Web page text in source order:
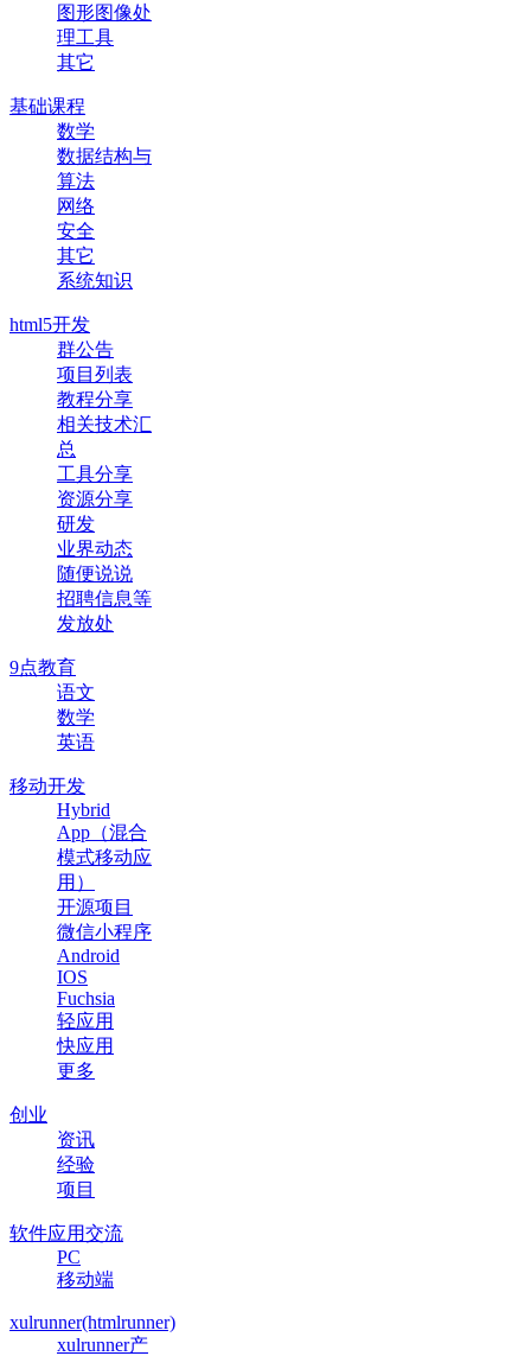
图形图像处
理工具
其它
基础课程
数学
数据结构与
算法
网络
安全
其它
系统知识
html5开发
群公告
项目列表
教程分享
相关技术汇
总
工具分享
资源分享
研发
业界动态
随便说说
招聘信息等
发放处
9点教育
语文
数学
英语
移动开发
Hybrid
App（混合
模式移动应
用）
开源项目
微信小程序
Android
IOS
Fuchsia
轻应用
快应用
更多
创业
资讯
经验
项目
软件应用交流
PC
移动端
xulrunner(htmlrunner)
xulrunner产